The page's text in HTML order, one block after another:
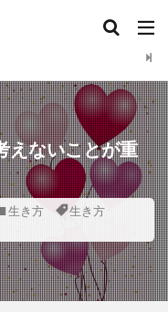
えないことが重
生き方
生き方